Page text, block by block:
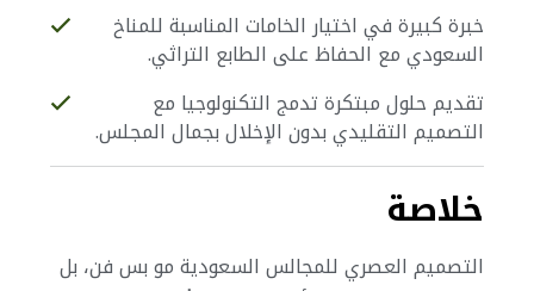
خبرة كبيرة في اختيار الخامات المناسبة للمناخ
السعودي مع الحفاظ على الطابع التراثي.
تقديم حلول مبتكرة تدمج التكنولوجيا مع
التصميم التقليدي بدون الإخلال بجمال المجلس.
خلاصة
التصميم العصري للمجالس السعودية مو بس فن، بل